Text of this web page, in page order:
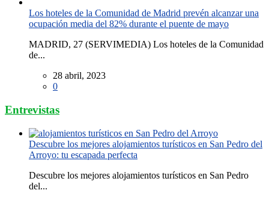
Los hoteles de la Comunidad de Madrid prevén alcanzar una
ocupación media del 82% durante el puente de mayo
MADRID, 27 (SERVIMEDIA) Los hoteles de la Comunidad
de...
28 abril, 2023
0
Entrevistas
Descubre los mejores alojamientos turísticos en San Pedro del
Arroyo: tu escapada perfecta
Descubre los mejores alojamientos turísticos en San Pedro
del...